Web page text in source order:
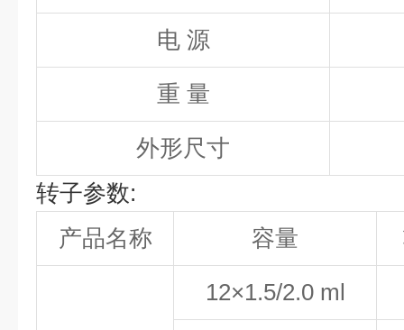
电 源
重 量
外形尺寸
转子参数:
产品名称
容量
12×1.5/2.0 ml